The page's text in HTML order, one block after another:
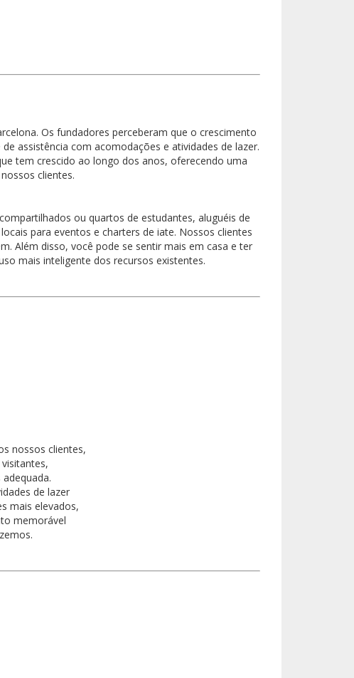
Os fundadores perceberam que o crescimento
assistência com acomodações e atividades de lazer.
tem crescido ao longo dos anos, oferecendo uma
clientes.
ou quartos de estudantes, aluguéis de
para eventos e charters de iate. Nossos clientes
Além disso, você pode se sentir mais em casa e ter
mais inteligente dos recursos existentes.
nossos clientes,
de lazer
mais elevados,
memorável